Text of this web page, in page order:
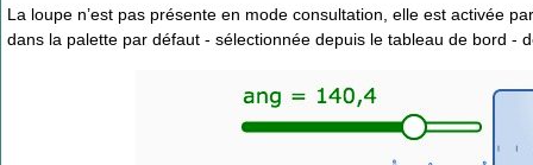
La loupe n’est pas présente en mode consultation, elle est activée
dans la palette par défaut - sélectionnée depuis le tableau de bord -